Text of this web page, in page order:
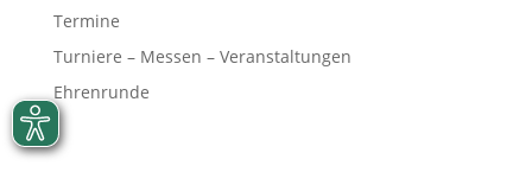
Termine
Turniere – Messen – Veranstaltungen
Ehrenrunde